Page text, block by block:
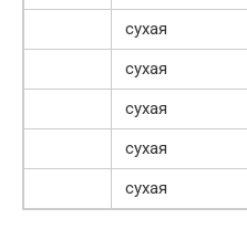
сухая
сухая
сухая
сухая
сухая